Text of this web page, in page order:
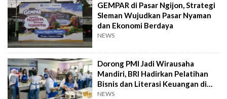
GEMPAR di Pasar Ngijon, Strategi
Sleman Wujudkan Pasar Nyaman
dan Ekonomi Berdaya
NEWS
Dorong PMI Jadi Wirausaha
Mandiri, BRI Hadirkan Pelatihan
Bisnis dan Literasi Keuangan di
Taiwan
NEWS